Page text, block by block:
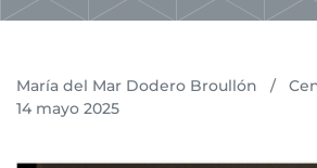
María del Mar Dodero Broullón /
14 mayo 2025